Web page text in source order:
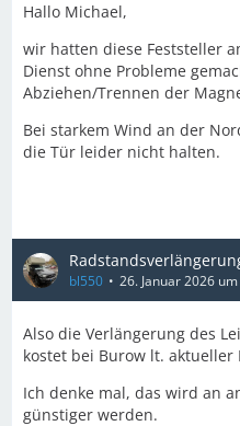
Hallo Michael,
wir hatten diese Feststeller
Dienst ohne Probleme
Abziehen/Trennen der
Bei starkem Wind an der
die Tür leider nicht halten.
bl550 26. Januar 2026
Also die Verlängerung des
kostet bei Burow lt. aktueller
Ich denke mal, das wird an
günstiger werden.